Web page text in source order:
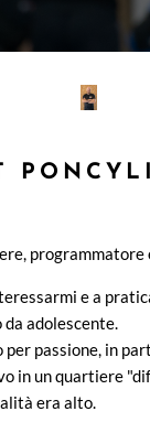
e a
adolescente.
passione, in
in un quartiere
era alto.